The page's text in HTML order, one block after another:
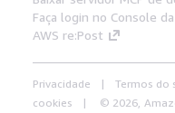
Faça login no Console da
AWS re:Post
Privacidade Termos do
cookies
© 2026,